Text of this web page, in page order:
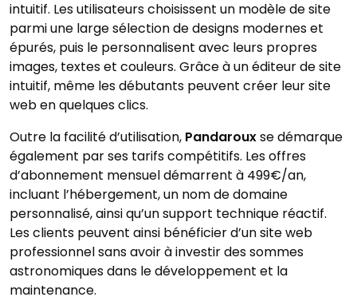
intuitif. Les utilisateurs choisissent un modèle de site
parmi une large sélection de designs modernes et
épurés, puis le personnalisent avec leurs propres
images, textes et couleurs. Grâce à un éditeur de site
intuitif, même les débutants peuvent créer leur site
web en quelques clics.
Outre la facilité d’utilisation, Pandarouxse démarque
également par ses tarifs compétitifs. Les offres
d’abonnement mensuel démarrent à 499€/an,
incluant l’hébergement, un nom de domaine
personnalisé, ainsi qu’un support technique réactif.
Les clients peuvent ainsi bénéficier d’un site web
professionnel sans avoir à investir des sommes
astronomiques dans le développement et la
maintenance.